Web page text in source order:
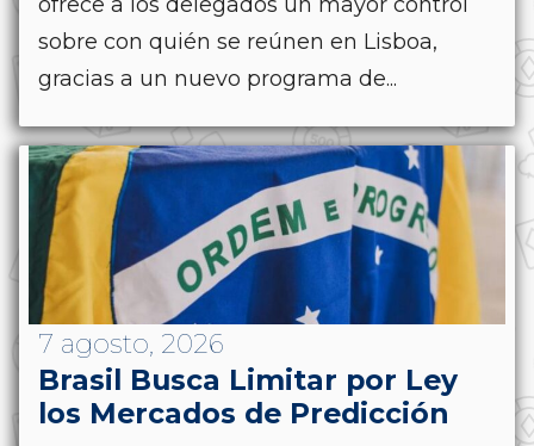
sobre con quién se reúnen en Lisboa,
gracias a un nuevo programa de...
7 agosto, 2026
Brasil Busca Limitar por Ley
los Mercados de Predicción